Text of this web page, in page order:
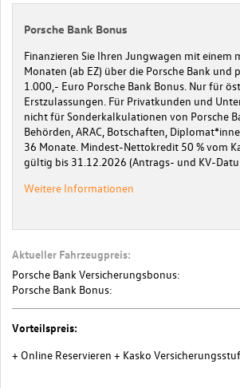
Porsche Bank Bonus
Finanzieren Sie Ihren Jungwagen mit einem
Monaten (ab EZ) über die Porsche Bank und
1.000,- Euro Porsche Bank Bonus. Nur für
Erstzulassungen. Für Privatkunden und
nicht für Sonderkalkulationen von Porsche
Behörden, ARAC, Botschaften,
36 Monate. Mindest-Nettokredit 50 % vom
gültig bis 31.12.2026 (Antrags- und KV-
Weitere Informationen
Aktueller Fahrzeugpreis:
Porsche Bank Versicherungsbonus:
Porsche Bank Bonus:
Vorteilspreis:
+ Online Reservieren + Kasko